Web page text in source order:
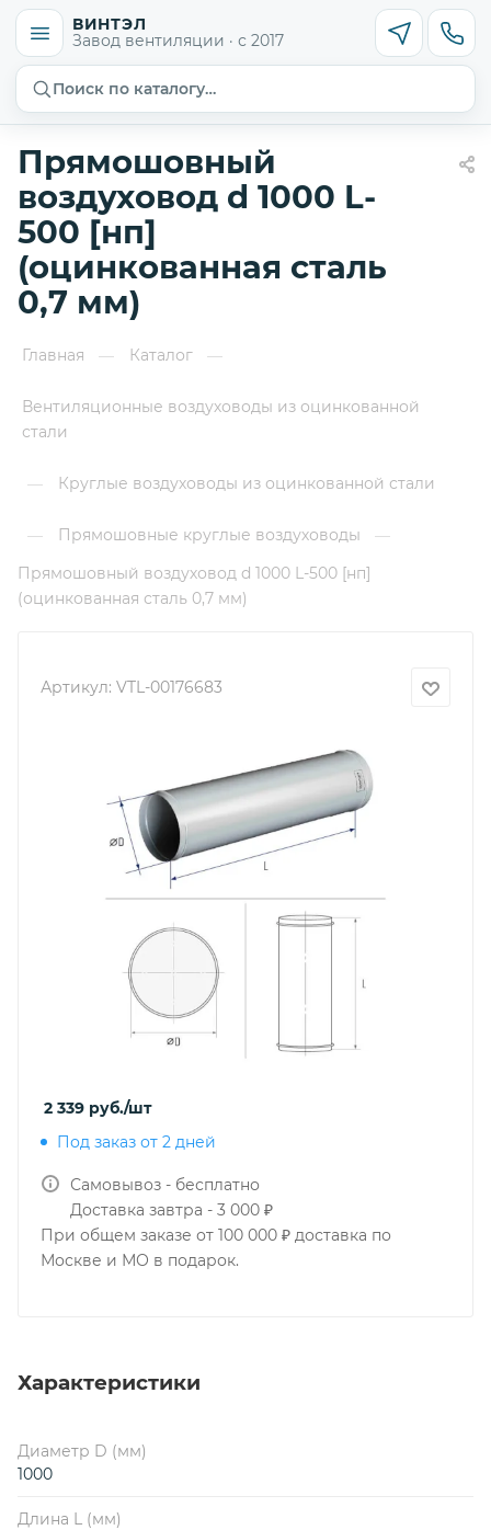
ВИНТЭЛ
Завод вентиляции · с 2017
Поиск по каталогу…
Прямошовный
воздуховод d 1000 L-
500 [нп]
(оцинкованная сталь
0,7 мм)
Главная — Каталог —
Вентиляционные воздуховоды из оцинкованной
стали
— Круглые воздуховоды из оцинкованной стали
— Прямошовные круглые воздуховоды
—
Прямошовный воздуховод d 1000 L-500 [нп]
(оцинкованная сталь 0,7 мм)
Артикул: VTL-00176683
2 339 руб./шт
Под заказ от 2 дней
Самовывоз - бесплатно
Доставка завтра - 3 000 ₽
При общем заказе от 100 000 ₽ доставка по
Москве и МО в подарок.
Характеристики
Диаметр D (мм)
1000
Длина L (мм)